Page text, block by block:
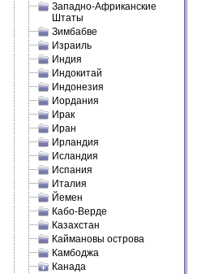
Западно-Африканские
Штаты
Зимбабве
Израиль
Индия
Индокитай
Индонезия
Иордания
Ирак
Иран
Ирландия
Исландия
Испания
Италия
Йемен
Кабо-Верде
Казахстан
Каймановы острова
Камбоджа
Канада